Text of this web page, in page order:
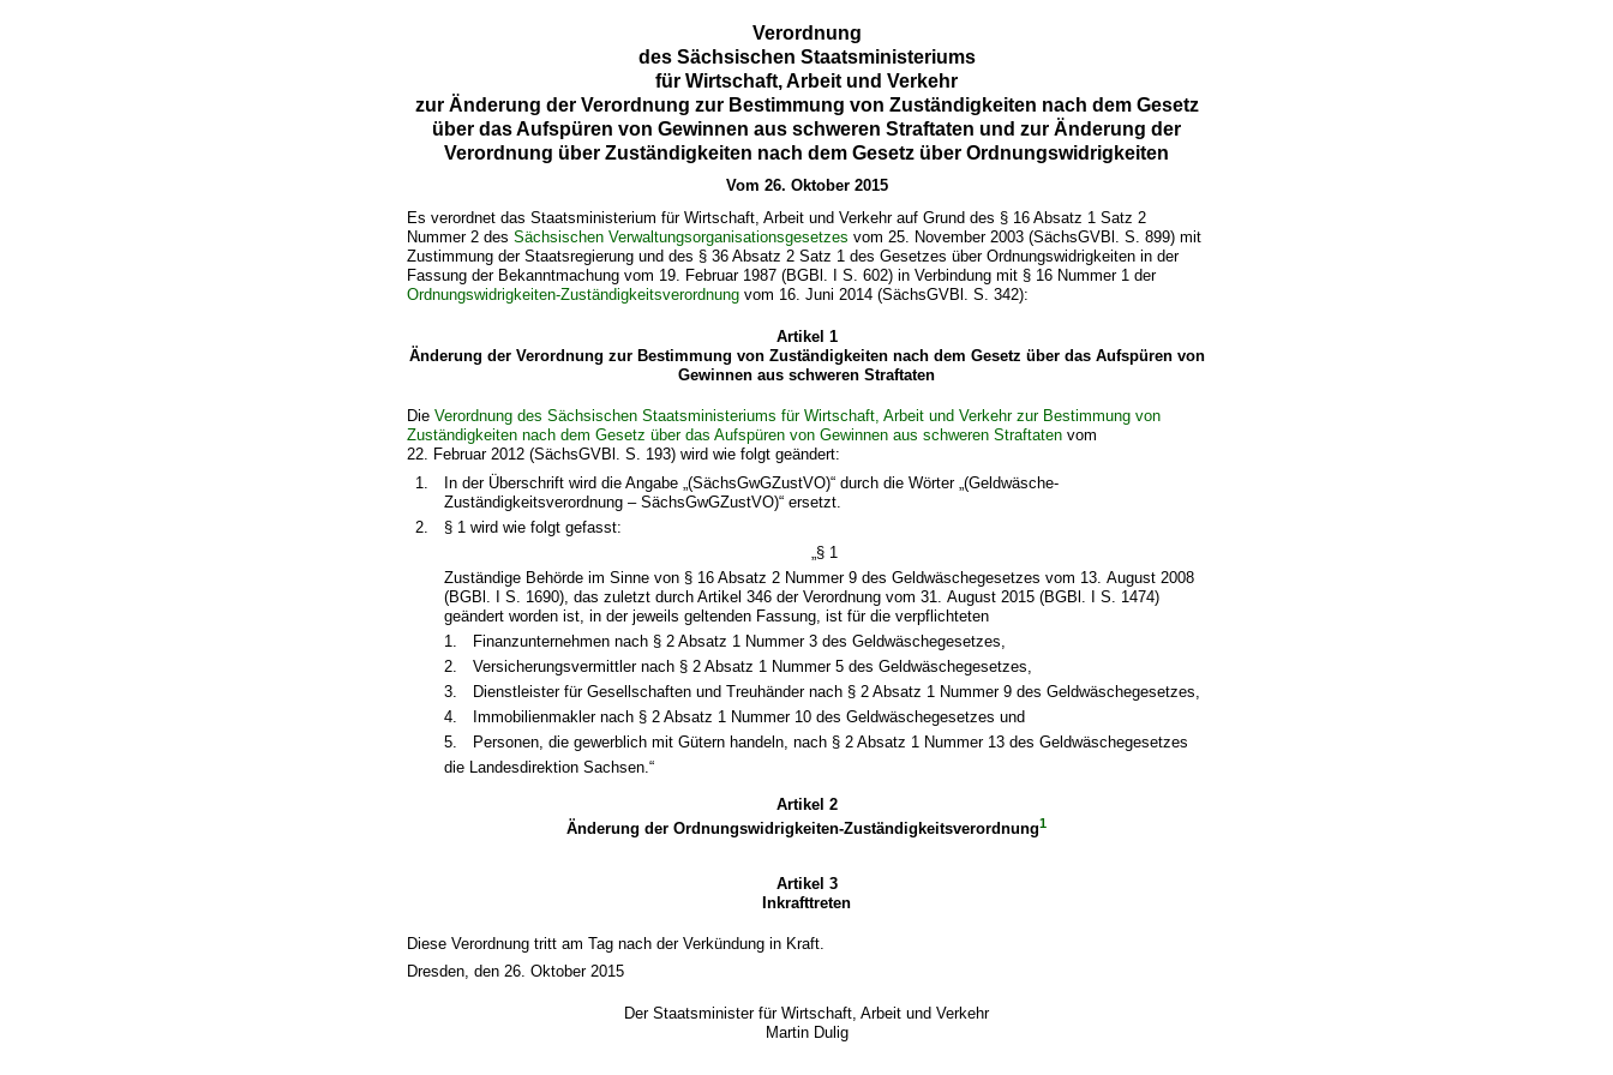
Verordnung
des Sächsischen Staatsministeriums
für Wirtschaft, Arbeit und Verkehr
zur Änderung der Verordnung zur Bestimmung von Zuständigkeiten nach dem Gesetz
über das Aufspüren von Gewinnen aus schweren Straftaten und zur Änderung der
Verordnung über Zuständigkeiten nach dem Gesetz über Ordnungswidrigkeiten
Vom 26. Oktober 2015
Es verordnet das Staatsministerium für Wirtschaft, Arbeit und Verkehr auf Grund des § 16 Absatz 1 Satz 2
Nummer 2 desSächsischen Verwaltungsorganisationsgesetzes vom 25. November 2003 (SächsGVBl. S. 899) mit
Zustimmung der Staatsregierung und des § 36 Absatz 2 Satz 1 des Gesetzes über Ordnungswidrigkeiten in der
Fassung der Bekanntmachung vom 19. Februar 1987 (BGBl. I S. 602) in Verbindung mit § 16 Nummer 1 der
Ordnungswidrigkeiten-Zuständigkeitsverordnung vom 16. Juni 2014 (SächsGVBl. S. 342):
Artikel 1
Änderung der Verordnung zur Bestimmung von Zuständigkeiten nach dem Gesetz über das Aufspüren von
Gewinnen aus schweren Straftaten
DieVerordnung des Sächsischen Staatsministeriums für Wirtschaft, Arbeit und Verkehr zur Bestimmung von
Zuständigkeiten nach dem Gesetz über das Aufspüren von Gewinnen aus schweren Straftaten vom
22. Februar 2012 (SächsGVBl. S. 193) wird wie folgt geändert:
1.
In der Überschrift wird die Angabe „(SächsGwGZustVO)“ durch die Wörter „(Geldwäsche-
Zuständigkeitsverordnung – SächsGwGZustVO)“ ersetzt.
2.
§ 1 wird wie folgt gefasst:
„§ 1
Zuständige Behörde im Sinne von § 16 Absatz 2 Nummer 9 des Geldwäschegesetzes vom 13. August 2008
(BGBl. I S. 1690), das zuletzt durch Artikel 346 der Verordnung vom 31. August 2015 (BGBl. I S. 1474)
geändert worden ist, in der jeweils geltenden Fassung, ist für die verpflichteten
1.
Finanzunternehmen nach § 2 Absatz 1 Nummer 3 des Geldwäschegesetzes,
2.
Versicherungsvermittler nach § 2 Absatz 1 Nummer 5 des Geldwäschegesetzes,
3.
Dienstleister für Gesellschaften und Treuhänder nach § 2 Absatz 1 Nummer 9 des Geldwäschegesetzes,
4.
Immobilienmakler nach § 2 Absatz 1 Nummer 10 des Geldwäschegesetzes und
5.
Personen, die gewerblich mit Gütern handeln, nach § 2 Absatz 1 Nummer 13 des Geldwäschegesetzes
die Landesdirektion Sachsen.“
Artikel 2
Änderung der Ordnungswidrigkeiten-Zuständigkeitsverordnung1
Artikel 3
Inkrafttreten
Diese Verordnung tritt am Tag nach der Verkündung in Kraft.
Dresden, den 26. Oktober 2015
Der Staatsminister für Wirtschaft, Arbeit und Verkehr
Martin Dulig